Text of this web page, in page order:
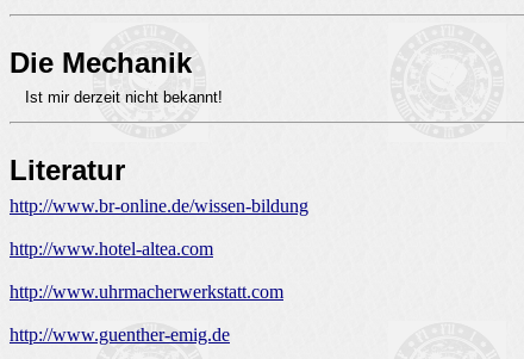
Die Mechanik
Ist mir derzeit nicht bekannt!
Literatur
http://www.br-online.de/wissen-bildung
http://www.hotel-altea.com
http://www.uhrmacherwerkstatt.com
http://www.guenther-emig.de